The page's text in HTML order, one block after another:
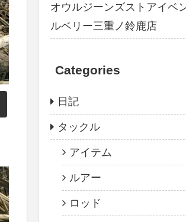
オウルジーンズストアイベ
ルベリー三重ノ鈴鹿店
Categories
日記
タックル
アイテム
ルアー
ロッド